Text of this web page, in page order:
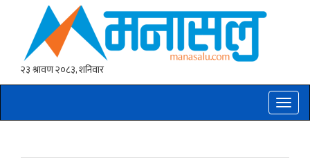
Toggle